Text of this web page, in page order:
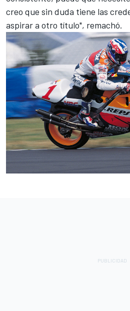
creo que sin duda tiene las
aspirar a otro título", remachó.